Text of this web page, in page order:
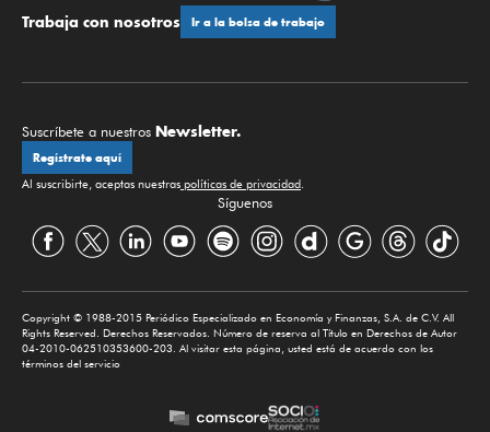
Trabaja con nosotros Ir a la bolsa de trabajo
Suscríbete a nuestros Newsletter.
Regístrate aquí
Al suscribirte, aceptas nuestras políticas de privacidad
Síguenos
Copyright © 1988-2015 Periódico Especializado en Economía y Finanzas, S.A. de C.V. All
Rights Reserved. Derechos Reservados. Número de reserva al Título en Derechos de Autor
04-2010-062510353600-203. Al visitar esta página, usted está de acuerdo con los
términos del servicio